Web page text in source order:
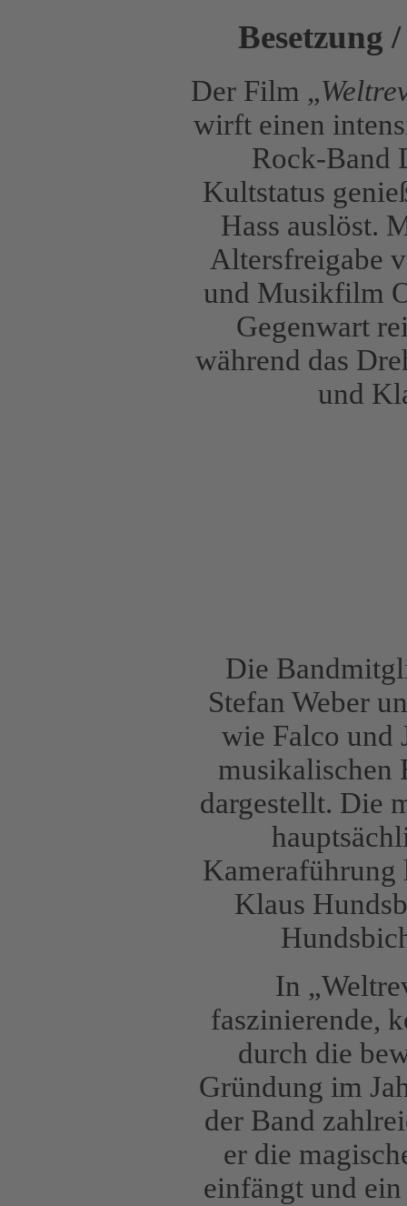
Besetzung
Der Film „
wirft einen
Rock-Band
Kultstatus
Hass auslöst.
Altersfreigabe
und Musikfilm
Gegenwart
während das
und
Die
Stefan Weber
wie Falco und
musikalischen
dargestellt. Die
Kameraführung
Klaus
In
faszinierende,
durch die
Gründung im
der Band
er die
einfängt und